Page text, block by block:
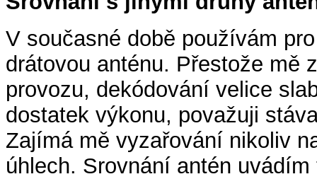
V současné době používám
drátovou anténu. Přestože mě
provozu, dekódování velice
dostatek výkonu, považuji
Zajímá mě vyzařování nikoliv
úhlech. Srovnání antén uvádím